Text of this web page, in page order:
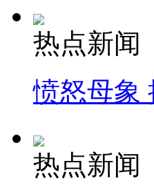
热点新闻
愤怒母象
热点新闻